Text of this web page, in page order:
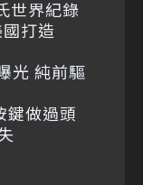
世界紀錄
打造
光 純前驅
鍵做過頭